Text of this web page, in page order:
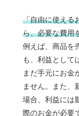
「自由に使える
ら、必要な費用
例えば、商品を
も、利益として
まだ手元にお金
ません。また、
場合、利益には
際のお金が必要